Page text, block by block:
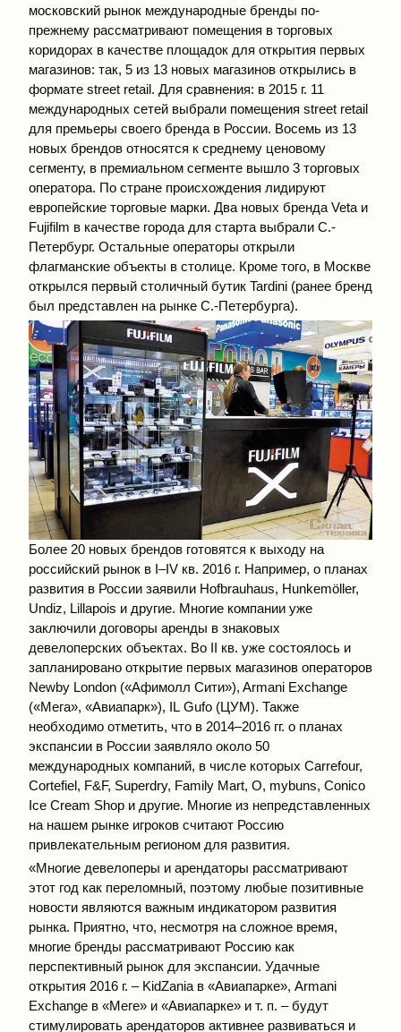
московский рынок международные бренды по-
прежнему рассматривают помещения в торговых
коридорах в качестве площадок для открытия первых
магазинов: так, 5 из 13 новых магазинов открылись в
формате street retail. Для сравнения: в 2015 г. 11
международных сетей выбрали помещения street retail
для премьеры своего бренда в России. Восемь из 13
новых брендов относятся к среднему ценовому
сегменту, в премиальном сегменте вышло 3 торговых
оператора. По стране происхождения лидируют
европейские торговые марки. Два новых бренда Veta и
Fujifilm в качестве города для старта выбрали С.-
Петербург. Остальные операторы открыли
флагманские объекты в столице. Кроме того, в Москве
открылся первый столичный бутик Tardini (ранее бренд
был представлен на рынке С.-Петербурга).
Более 20 новых брендов готовятся к выходу на
российский рынок в I–IV кв. 2016 г. Например, о планах
развития в России заявили Hofbrauhaus, Hunkemöller,
Undiz, Lillapois и другие. Многие компании уже
заключили договоры аренды в знаковых
девелоперских объектах. Во II кв. уже состоялось и
запланировано открытие первых магазинов операторов
Newby London («Афимолл Сити»), Armani Exchange
(«Мега», «Авиапарк»), IL Gufo (ЦУМ). Также
необходимо отметить, что в 2014–2016 гг. о планах
экспансии в России заявляло около 50
международных компаний, в числе которых Carrefour,
Cortefiel, F&F, Superdry, Family Mart, O, mybuns, Сonico
Ice Cream Shop и другие. Многие из непредставленных
на нашем рынке игроков считают Россию
привлекательным регионом для развития.
«Многие девелоперы и арендаторы рассматривают
этот год как переломный, поэтому любые позитивные
новости являются важным индикатором развития
рынка. Приятно, что, несмотря на сложное время,
многие бренды рассматривают Россию как
перспективный рынок для экспансии. Удачные
открытия 2016 г. – KidZania в «Авиапарке», Armani
Exchange в «Меге» и «Авиапарке» и т. п. – будут
стимулировать арендаторов активнее развиваться и